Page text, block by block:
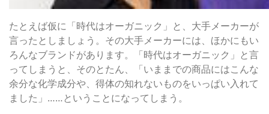
たとえば仮に「時代はオーガニック」と、大手メーカーが
言ったとしましょう。その大手メーカーには、ほかにもい
ろんなブランドがあります。「時代はオーガニック」と言
ってしまうと、そのとたん、「いままでの商品にはこんな
余分な化学成分や、得体の知れないものをいっぱい入れて
ました」……ということになってしまう。